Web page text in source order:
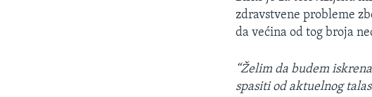
zdravstvene probleme
da većina od tog broja
“Želim da budem
spasiti od aktuelnog